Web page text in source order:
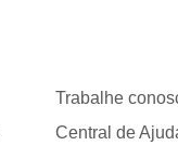
Trabalhe
Central de